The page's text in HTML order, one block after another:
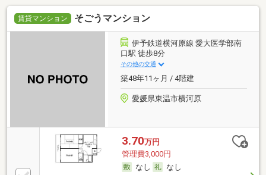
賃貸マンション そごうマンション
伊予鉄道横河原線 愛大医学部南
口駅 徒歩8分
その他の交通
築48年11ヶ月 / 4階建
愛媛県東温市横河原
3.70万円
管理費3,000円
なし
なし